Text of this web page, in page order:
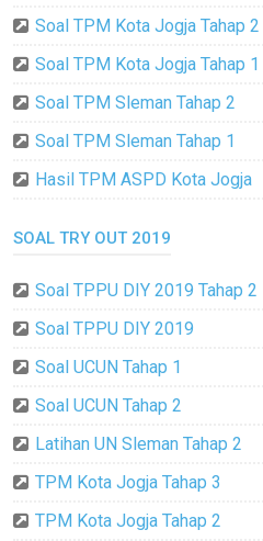
Soal TPM Kota Jogja Tahap 2
Soal TPM Kota Jogja Tahap 1
Soal TPM Sleman Tahap 2
Soal TPM Sleman Tahap 1
Hasil TPM ASPD Kota Jogja
SOAL TRY OUT 2019
Soal TPPU DIY 2019 Tahap 2
Soal TPPU DIY 2019
Soal UCUN Tahap 1
Soal UCUN Tahap 2
Latihan UN Sleman Tahap 2
TPM Kota Jogja Tahap 3
TPM Kota Jogja Tahap 2